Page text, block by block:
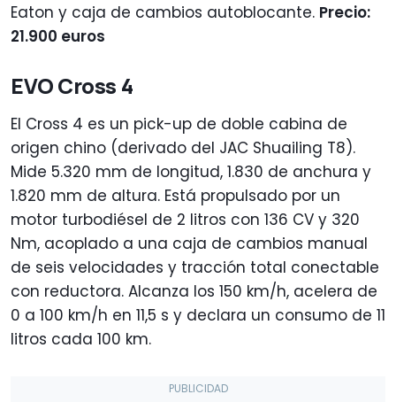
Eaton y caja de cambios autoblocante. Precio:
21.900 euros
EVO Cross 4
El Cross 4 es un pick-up de doble cabina de
origen chino (derivado del JAC Shuailing T8).
Mide 5.320 mm de longitud, 1.830 de anchura y
1.820 mm de altura. Está propulsado por un
motor turbodiésel de 2 litros con 136 CV y 320
Nm, acoplado a una caja de cambios manual
de seis velocidades y tracción total conectable
con reductora. Alcanza los 150 km/h, acelera de
0 a 100 km/h en 11,5 s y declara un consumo de 11
litros cada 100 km.